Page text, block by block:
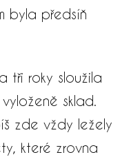
byla předsíň
tři roky sloužila
sklad.
zde vždy ležely
které zrovna